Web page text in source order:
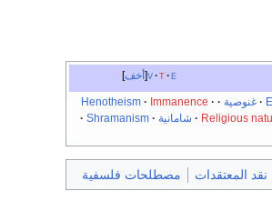
أخف v t e
· غنوصية ·
Henotheism · Immanence ·
Religious
· شامانية ·
Shramanism
·
نقد المعتقدات مصطلحات فلسفية